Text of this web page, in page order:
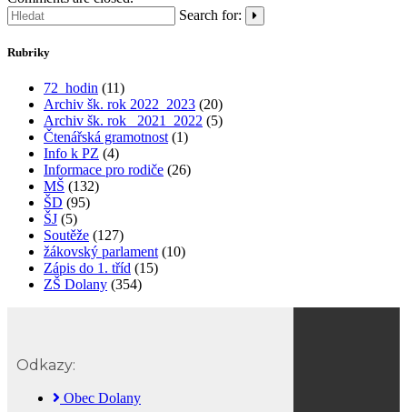
Search for:
Rubriky
72_hodin (11)
Archiv šk. rok 2022_2023 (20)
Archiv šk. rok_ 2021_2022 (5)
Čtenářská gramotnost (1)
Info k PZ (4)
Informace pro rodiče (26)
MŠ (132)
ŠD (95)
ŠJ (5)
Soutěže (127)
žákovský parlament (10)
Zápis do 1. tříd (15)
ZŠ Dolany (354)
Odkazy:
Obec Dolany